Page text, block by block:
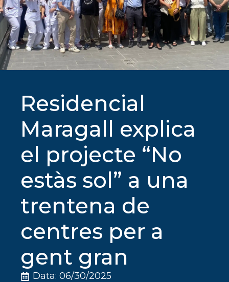
Residencial
Maragall explica
el projecte “No
estàs sol” a una
trentena de
centres per a
gent gran
Data: 06/30/2025